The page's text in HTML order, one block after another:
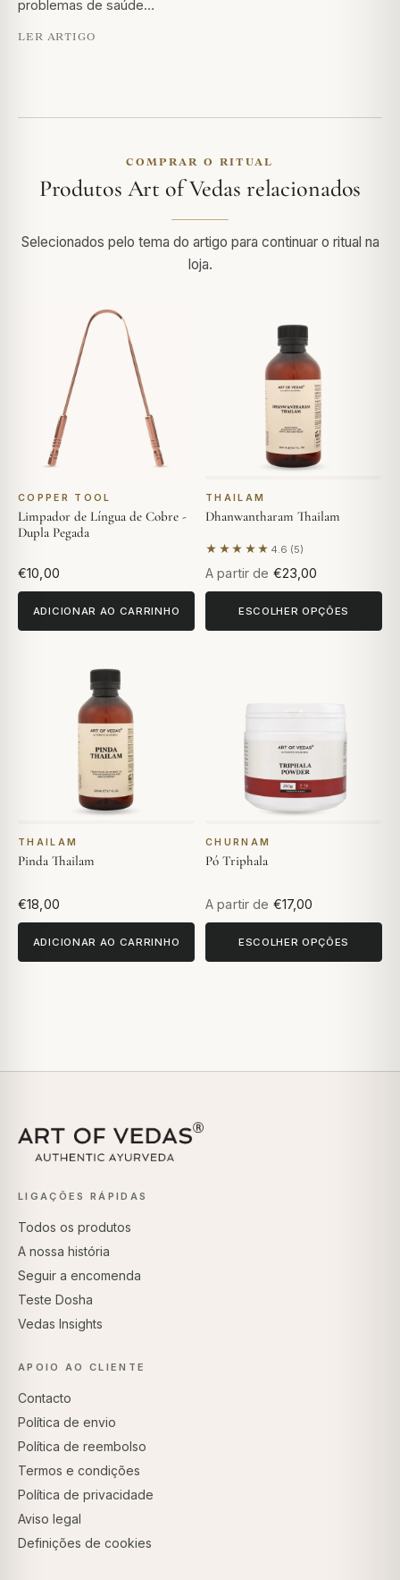
problemas de saúde…
LER ARTIGO
COMPRAR O RITUAL
Produtos Art of Vedas relacionados
Selecionados pelo tema do artigo para continuar o ritual na
loja.
COPPER TOOL
Limpador de Língua de Cobre -
Dupla Pegada
€10,00
ADICIONAR AO CARRINHO
THAILAM
Dhanwantharam Thailam
★★★★★ 4.6 (5)
Com base em 5 avaliações
A partir de €23,00
ESCOLHER OPÇÕES
THAILAM
Pinda Thailam
€18,00
ADICIONAR AO CARRINHO
CHURNAM
Pó Triphala
A partir de €17,00
ESCOLHER OPÇÕES
LIGAÇÕES RÁPIDAS
Todos os produtos
A nossa história
Seguir a encomenda
Teste Dosha
Vedas Insights
APOIO AO CLIENTE
Contacto
Política de envio
Política de reembolso
Termos e condições
Política de privacidade
Aviso legal
Definições de cookies